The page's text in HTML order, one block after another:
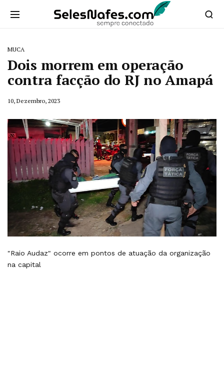
MUCA
Dois morrem em operação
contra facção do RJ no Amapá
10, Dezembro, 2023
"Raio Audaz" ocorre em pontos de atuação da organização
na capital